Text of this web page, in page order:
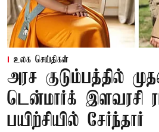
உலக செய்திகள்
அரச குடும்பத்தில்
டென்மார்க் இளவரசி
பயிற்சியில் சேர்ந்தார்